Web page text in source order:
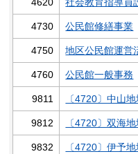
4730 公民館修繕事業
4750 地区公民館運営
4760 公民館一般事務
9811 〔4720〕中山
9812 〔4720〕双海
9832 〔4720〕伊予